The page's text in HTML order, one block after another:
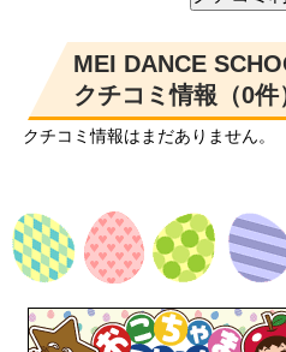
MEI DANCE
クチコミ情報（0件
クチコミ情報はまだありません。